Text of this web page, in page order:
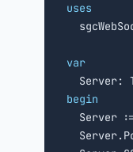
uses
var
begin
Server :=